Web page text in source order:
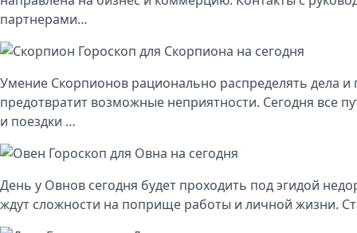
партнерами…
Гороскоп для Скорпиона на сегодня
Умение Скорпионов рационально распределять дела и
предотвратит возможные неприятности. Сегодня все
и поездки …
Гороскоп для Овна на сегодня
День у Овнов сегодня будет проходить под эгидой
ждут сложности на поприще работы и личной жизни.